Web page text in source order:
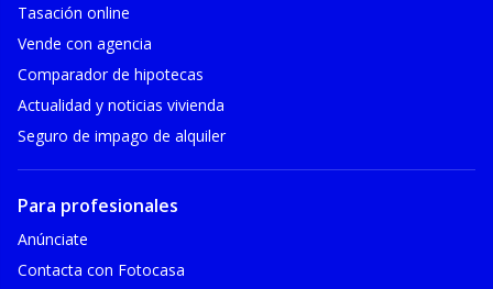
Tasación online
Vende con agencia
Comparador de hipotecas
Actualidad y noticias vivienda
Seguro de impago de alquiler
Para profesionales
Anúnciate
Contacta con Fotocasa